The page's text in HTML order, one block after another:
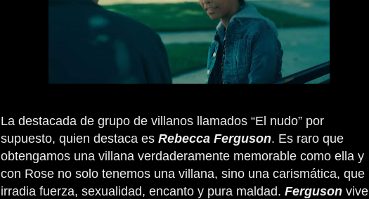
La destacada de grupo de villanos llamados “El nudo” por
supuesto, quien destaca es Rebecca Ferguson. Es raro que
obtengamos una villana verdaderamente memorable como ella y
con Rose no solo tenemos una villana, sino una carismática, que
irradia fuerza, sexualidad, encanto y pura maldad. Ferguson vive